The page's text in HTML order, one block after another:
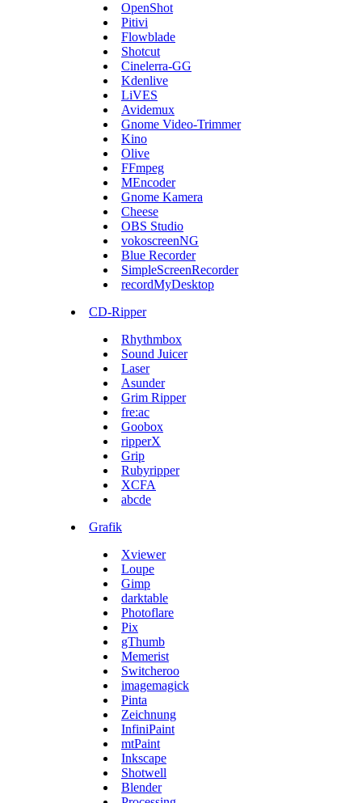
OpenShot
Pitivi
Flowblade
Shotcut
Cinelerra-GG
Kdenlive
LiVES
Avidemux
Gnome Video-Trimmer
Kino
Olive
FFmpeg
MEncoder
Gnome Kamera
Cheese
OBS Studio
vokoscreenNG
Blue Recorder
SimpleScreenRecorder
recordMyDesktop
CD-Ripper
Rhythmbox
Sound Juicer
Laser
Asunder
Grim Ripper
fre:ac
Goobox
ripperX
Grip
Rubyripper
XCFA
abcde
Grafik
Xviewer
Loupe
Gimp
darktable
Photoflare
Pix
gThumb
Memerist
Switcheroo
imagemagick
Pinta
Zeichnung
InfiniPaint
mtPaint
Inkscape
Shotwell
Blender